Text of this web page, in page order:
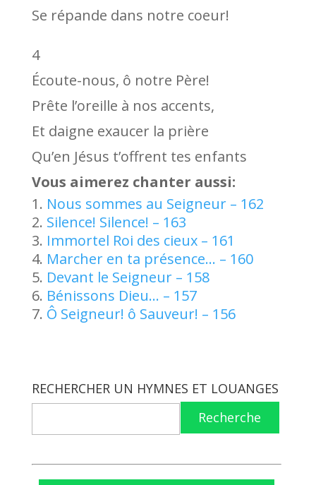
Se répande dans notre coeur!
4
Écoute-nous, ô notre Père!
Prête l’oreille à nos accents,
Et daigne exaucer la prière
Qu’en Jésus t’offrent tes enfants
Vous aimerez chanter aussi:
Nous sommes au Seigneur – 162
Silence! Silence! – 163
Immortel Roi des cieux – 161
Marcher en ta présence… – 160
Devant le Seigneur – 158
Bénissons Dieu… – 157
Ô Seigneur! ô Sauveur! – 156
RECHERCHER UN HYMNES ET LOUANGES
Recherche